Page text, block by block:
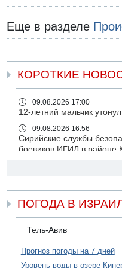
Еще в разделе
КОРОТКИЕ
09.08.2026 17:00
12-летний мальчик
09.08.2026 16:56
Сирийские службы
боевиков ИГИЛ в районе
Прогноз погоды: с
09.08.2026 15:49
Хуситы сообщили об
09.08.2026 14:43
Умер пятилетний
в Лоде
ПОГОДА В
Тель-Авив
Прогноз погоды на 7 дней
Уровень воды в озере